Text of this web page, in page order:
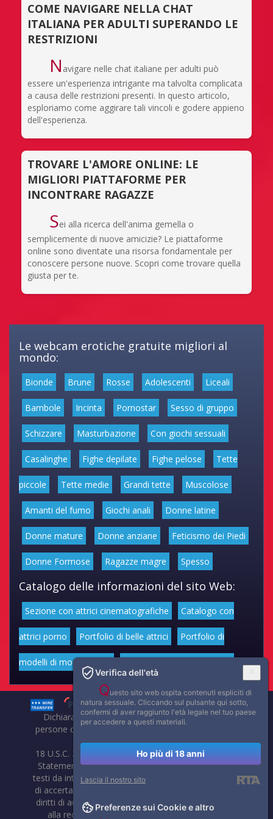
COME NAVIGARE NELLA CHAT
ITALIANA PER ADULTI SUPERANDO LE
RESTRIZIONI
N avigare nelle chat italiane per adulti può
essere un'esperienza intrigante ma talvolta complicata
a causa delle restrizioni presenti. In questo articolo,
esploriamo come aggirare tali vincoli e godere appieno
dell'esperienza.
TROVARE L'AMORE ONLINE: LE
MIGLIORI PIATTAFORME PER
INCONTRARE RAGAZZE
Sei alla ricerca dell'anima gemella o
semplicemente di nuove amicizie? Le piattaforme
online sono diventate una risorsa fondamentale per
conoscere persone nuove. Scopri come trovare quella
giusta per te.
Le webcam erotiche gratuite migliori al
mondo:
Bionde Brune Rosse Adolescenti Liceali
Bambole Incinta Pornostar Sesso di gruppo
Schizzare Masturbazione Con giochi sessuali
Casalinghe Fighe depilate Fighe pelose Tette
piccole Tette medie Grandi tette Muscolose
Amanti del fumo Giochi anali Donne latine
Donne mature Donne anziane Feticismo dei Piedi
Donne Formose Ragazze magre Spesso
Catalogo delle informazioni del sito Web:
Sezione con attrici cinematografiche Catalogo con
attrici porno Portfolio di belle attrici Portfolio di
modelli di moda volgari
Dichiarazione di non responsabilità: tutti i membri e le
persone che compaiono su questo sito hanno almeno 18
anni.
18 U.S.C. 2257 Record-Keeping Requirements Compliance
Statement. Affaritaliani, prima di pubblicare foto, video o
testi da internet, compie tutte le opportune verifiche al fine
di accertarne il libero regime di circolazione e non violare i
diritti di autore o altri diritti esclusivi di terzi. Per segnalare
alla redazione eventuali errori nell'uso del materiale
Verifica dell'età
Questo sito web ospita contenuti espliciti di
natura sessuale. Cliccando sul pulsante qui sotto,
confermi di aver raggiunto l'età legale nel tuo paese
per accedere a questi materiali.
Ho più di 18 anni
Lascia il nostro sito
Preferenze sui Cookie e altro